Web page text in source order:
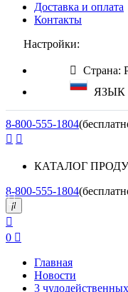
Доставка и оплата
Контакты
Настройки:
ЯЗЫК
8-800-555-1804
КАТАЛОГ
8-800-555-1804
0
Главная
Новости
3